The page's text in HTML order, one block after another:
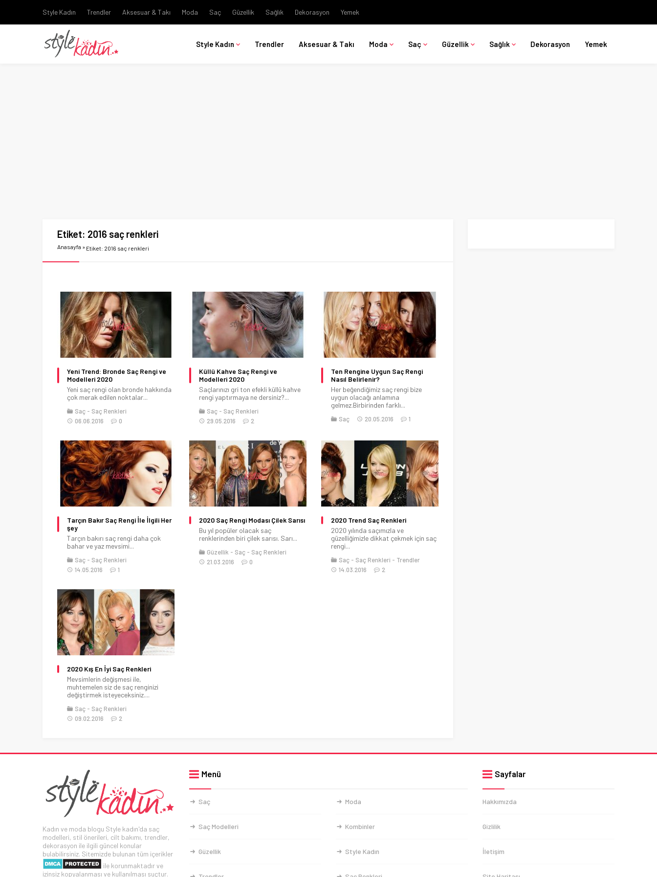
Style Kadın Trendler Aksesuar & Takı Moda Saç Güzellik Sağlık Dekorasyon Yemek
Style Kadın Trendler Aksesuar & Takı Moda Saç Güzellik Sağlık Dekorasyon Yemek
Etiket: 2016 saç renkleri
Anasayfa » Etiket: 2016 saç renkleri
Yeni Trend: Bronde Saç Rengi ve
Modelleri 2020
Yeni saç rengi olan bronde hakkında
çok merak edilen noktalar...
Saç
Saç Renkleri
06.06.2016
0
Küllü Kahve Saç Rengi ve
Modelleri 2020
Saçlarınızı gri ton efekli küllü kahve
rengi yaptırmaya ne dersiniz?...
Saç
Saç Renkleri
29.05.2016
2
Ten Rengine Uygun Saç Rengi
Nasıl Belirlenir?
Her beğendiğimiz saç rengi bize
uygun olacağı anlamına
gelmez.Birbirinden farklı...
Saç 20.05.2016 1
Tarçın Bakır Saç Rengi İle İlgili Her
şey
Tarçın bakırı saç rengi daha çok
bahar ve yaz mevsimi...
Saç
Saç Renkleri
14.05.2016
1
2020 Saç Rengi Modası Çilek Sarısı
Bu yıl popüler olacak saç
renklerinden biri çilek sarısı. Sarı...
Güzellik Saç
Saç Renkleri
21.03.2016
0
2020 Trend Saç Renkleri
2020 yılında saçımızla ve
güzelliğimizle dikkat çekmek için saç
rengi...
Saç Saç Renkleri
Trendler
14.03.2016
2
2020 Kış En İyi Saç Renkleri
Mevsimlerin değişmesi ile,
muhtemelen siz de saç renginizi
değiştirmek isteyeceksiniz....
Saç
Saç Renkleri
09.02.2016
2
Kadın ve moda blogu Style kadın'da saç
modelleri, stil önerileri, cilt bakımı, trendler,
dekorasyon ile ilgili güncel konular
bulabilirsiniz. Sitemizde bulunan tüm içerikler
ile korunmaktadır ve
izinsiz kopyalanması ve kullanılması suçtur.
Menü
Saç Moda
Saç Modelleri Kombinler
Güzellik Style Kadın
Sayfalar
Hakkımızda
Gizlilik
İletişim